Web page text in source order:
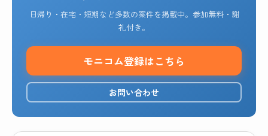
日帰り・在宅・短期など多数の案件を掲載中。参加無料・謝
礼付き。
モニコム登録はこちら
お問い合わせ